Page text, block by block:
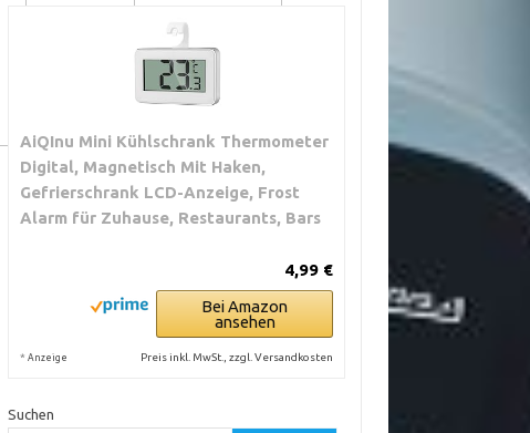
Catering, kleine
Labore.
AiQInu Mini Kühlschrank Thermometer
Digital, Magnetisch Mit Haken,
Gefrierschrank LCD-Anzeige, Frost
Alarm für Zuhause, Restaurants, Bars
4,99 €
Bei Amazon
ansehen
* Anzeige Preis inkl. MwSt., zzgl. Versandkosten
Suchen